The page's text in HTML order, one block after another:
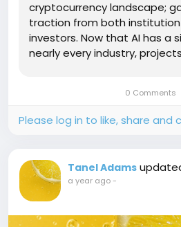
cryptocurrency landscape;
traction from both
investors. Now that AI has a
nearly every industry,
approach in a crowded0 Comments
Please log in to like, share and
Tanel Adams
a year ago-